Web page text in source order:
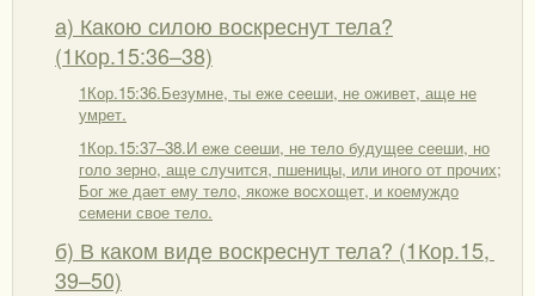
а) Какою силою воскреснут тела?
(1Кор.15:36–38)
1Кор.15:36.Безумне, ты еже сееши, не оживет, аще не
умрет.
1Кор.15:37–38.И еже сееши, не тело будущее сееши, но
голо зерно, аще случится, пшеницы, или иного от прочих;
Бог же дает ему тело, якоже восхощет, и коемуждо
семени свое тело.
б) В каком виде воскреснут тела? (1Кор.15,
39–50)